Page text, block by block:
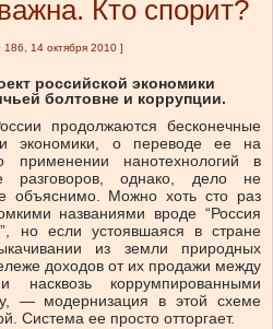
Кто спорит?
14 октября 2010 ]
российской экономики
болтовне и коррупции.
продолжаются бесконечные
экономики, о переводе ее на
применении нанотехнологий в
разговоров, однако, дело не
объяснимо. Можно хоть сто раз
названиями вроде “Россия
но если устоявшаяся в стране
из земли природных
доходов от их продажи между
насквозь коррумпированными
— модернизация в этой схеме
Система ее просто отторгает.